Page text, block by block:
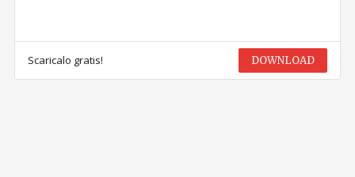
Scaricalo gratis! DOWNLOAD